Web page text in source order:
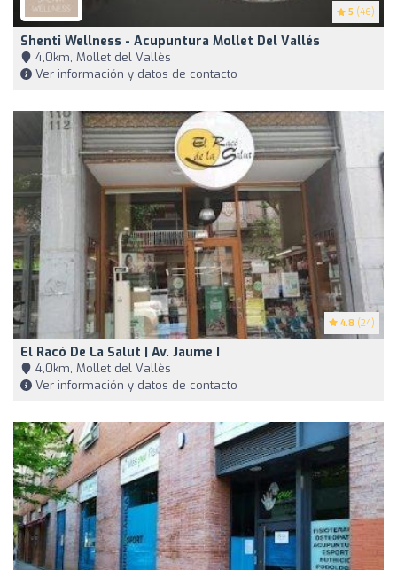
5 (46)
Shenti Wellness - Acupuntura Mollet Del Vallés
4,0km, Mollet del Vallès
Ver información y datos de contacto
4.8 (24)
El Racó De La Salut | Av. Jaume I
4,0km, Mollet del Vallès
Ver información y datos de contacto